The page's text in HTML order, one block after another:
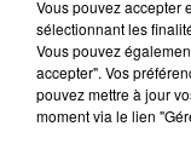
Vous pouvez accepter
sélectionnant les
Vous pouvez
accepter". Vos
pouvez mettre à jour
moment via le lien